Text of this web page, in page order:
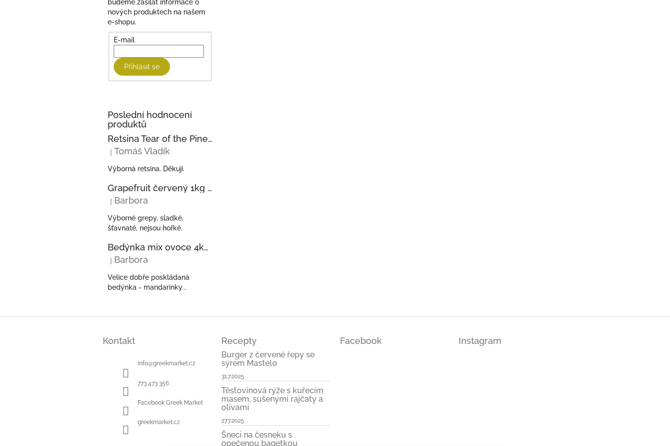
budeme zasílat informace o
nových produktech na našem
e-shopu.
E-mail
Přihlásit se
Poslední hodnocení
produktů
Retsina Tear of the Pine 750ml 2023 KECHRIS
Hodnocení produktu je 5 z 5 hvězdiček.
Tomáš Vladík
Výborná retsina. Děkuji.
Grapefruit červený 1kg z Řecka
Hodnocení produktu je 5 z 5 hvězdiček.
Barbora
Výborné grepy, sladké,
šťavnaté, nejsou hořké.
Bedýnka mix ovoce 4kg - pomeranče, mandarinky, kiwi, avokáda z Řecka
Hodnocení produktu je 5 z 5 hvězdiček.
Barbora
Velice dobře poskládaná
bedýnka - mandarinky...
Kontakt
info@greekmarket.cz
773 473 356
Facebook Greek Market
greekmarket.cz
Recepty
Burger z červené řepy se
sýrem Mastelo
31.7.2025
Těstovinová rýže s kuřecím
masem, sušenými rajčaty a
olivami
27.7.2025
Šneci na česneku s
opečenou bagetkou
Facebook Instagram